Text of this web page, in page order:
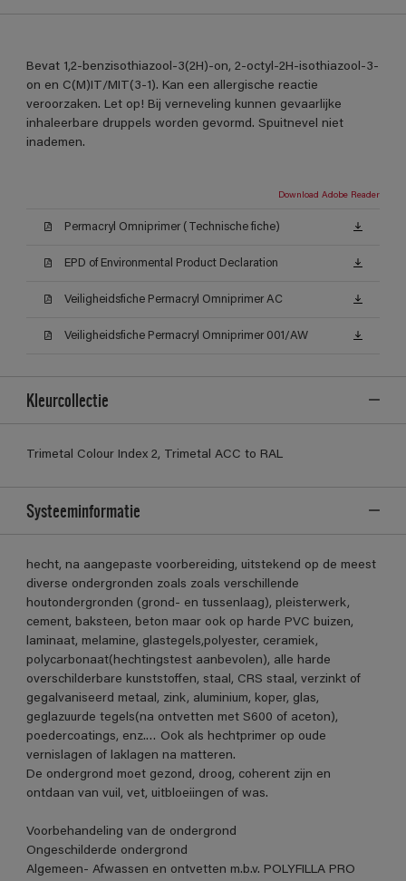
Bevat 1,2-benzisothiazool-3(2H)-on, 2-octyl-2H-isothiazool-3-
on en C(M)IT/MIT(3-1). Kan een allergische reactie
veroorzaken. Let op! Bij verneveling kunnen gevaarlijke
inhaleerbare druppels worden gevormd. Spuitnevel niet
inademen.
Download Adobe Reader
Permacryl Omniprimer (Technische fiche)
EPD of Environmental Product Declaration
Veiligheidsfiche Permacryl Omniprimer AC
Veiligheidsfiche Permacryl Omniprimer 001/AW
Kleurcollectie
Trimetal Colour Index 2, Trimetal ACC to RAL
Systeeminformatie
hecht, na aangepaste voorbereiding, uitstekend op de meest
diverse ondergronden zoals zoals verschillende
houtondergronden (grond- en tussenlaag), pleisterwerk,
cement, baksteen, beton maar ook op harde PVC buizen,
laminaat, melamine, glastegels,polyester, ceramiek,
polycarbonaat(hechtingstest aanbevolen), alle harde
overschilderbare kunststoffen, staal, CRS staal, verzinkt of
gegalvaniseerd metaal, zink, aluminium, koper, glas,
geglazuurde tegels(na ontvetten met S600 of aceton),
poedercoatings, enz.… Ook als hechtprimer op oude
vernislagen of laklagen na matteren.
De ondergrond moet gezond, droog, coherent zijn en
ontdaan van vuil, vet, uitbloeiingen of was.
Voorbehandeling van de ondergrond
Ongeschilderde ondergrond
Algemeen- Afwassen en ontvetten m.b.v. POLYFILLA PRO